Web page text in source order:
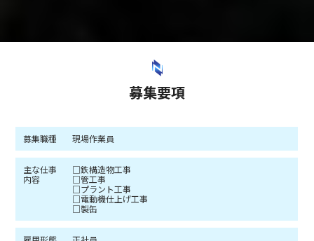
募集要項
募集職種 現場作業員
主な仕事
内容
□鉄構造物工事
□管工事
□プラント工事
□電動機仕上げ工事
□製缶